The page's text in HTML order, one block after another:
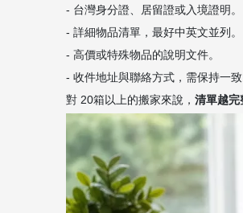
- 台灣身分證、居留證或入境證明。
- 詳細物品清單，最好中英文並列。
- 高價或特殊物品的說明文件。
- 收件地址與聯絡方式，需保持一
對 20箱以上的搬家來說， 清單越完